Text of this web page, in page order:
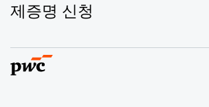
제증명 신청